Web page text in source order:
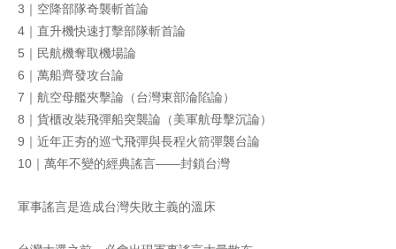
3｜空降部隊奇襲斬首論
4｜直升機快速打擊部隊斬首論
5｜民航機奪取機場論
6｜萬船齊發攻台論
7｜航空母艦夾擊論（台灣東部淪陷論）
8｜貨櫃改裝飛彈船突襲論（美軍航母擊沉論）
9｜近年正夯的巡弋飛彈與長程火箭彈襲台論
10｜萬年不變的經典謠言——封鎖台灣
軍事謠言是造成台灣失敗主義的溫床